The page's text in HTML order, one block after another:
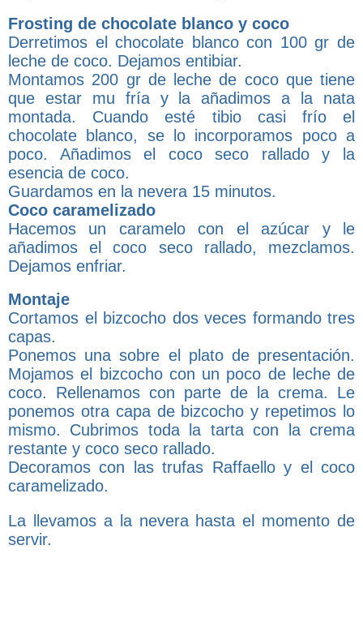
Frosting de chocolate blanco y coco
Derretimos el chocolate blanco con 100 gr de
leche de coco. Dejamos entibiar.
Montamos 200 gr de leche de coco que tiene
que estar mu fría y la añadimos a la nata
montada. Cuando esté tibio casi frío el
chocolate blanco, se lo incorporamos poco a
poco. Añadimos el coco seco rallado y la
esencia de coco.
Guardamos en la nevera 15 minutos.
Coco caramelizado
Hacemos un caramelo con el azúcar y le
añadimos el coco seco rallado, mezclamos.
Dejamos enfriar.
Montaje
Cortamos el bizcocho dos veces formando tres
capas.
Ponemos una sobre el plato de presentación.
Mojamos el bizcocho con un poco de leche de
coco. Rellenamos con parte de la crema. Le
ponemos otra capa de bizcocho y repetimos lo
mismo. Cubrimos toda la tarta con la crema
restante y coco seco rallado.
Decoramos con las trufas Raffaello y el coco
caramelizado.
La llevamos a la nevera hasta el momento de
servir.